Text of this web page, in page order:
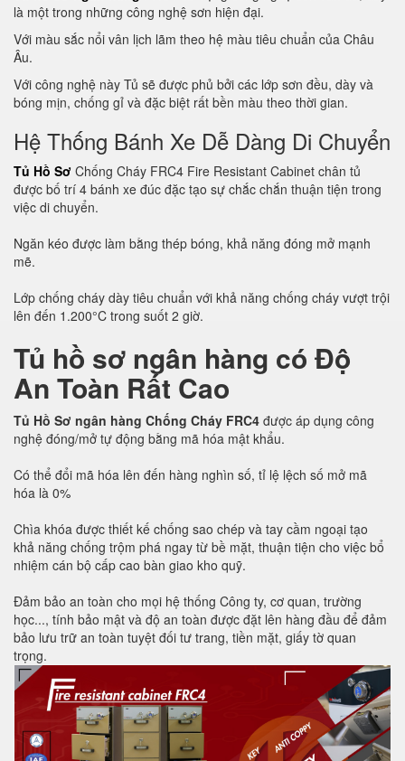
là một trong những công nghệ sơn hiện đại.
Với màu sắc nổi vân lịch lãm theo hệ màu tiêu chuẩn của Châu
Âu.
Với công nghệ này Tủ sẽ được phủ bởi các lớp sơn đều, dày và
bóng mịn, chống gỉ và đặc biệt rất bền màu theo thời gian.
Hệ Thống Bánh Xe Dễ Dàng Di Chuyển
Tủ Hồ Sơ Chống Cháy FRC4 Fire Resistant Cabinet chân tủ
được bố trí 4 bánh xe đúc đặc tạo sự chắc chắn thuận tiện trong
việc di chuyển.
Ngăn kéo được làm bằng thép bóng, khả năng đóng mở mạnh
mẽ.
Lớp chống cháy dày tiêu chuẩn với khả năng chống cháy vượt trội
lên đến 1.200°C trong suốt 2 giờ.
Tủ hồ sơ ngân hàng có Độ
An Toàn Rất Cao
Tủ Hồ Sơ ngân hàng Chống Cháy FRC4 được áp dụng công
nghệ đóng/mở tự động bằng mã hóa mật khẩu.
Có thể đổi mã hóa lên đến hàng nghìn số, tỉ lệ lệch số mở mã
hóa là 0%
Chìa khóa được thiết kế chống sao chép và tay cầm ngoại tạo
khả năng chống trộm phá ngay từ bề mặt, thuận tiện cho việc bổ
nhiệm cán bộ cấp cao bàn giao kho quỹ.
Đảm bảo an toàn cho mọi hệ thống Công ty, cơ quan, trường
học..., tính bảo mật và độ an toàn được đặt lên hàng đầu để đảm
bảo lưu trữ an toàn tuyệt đối tư trang, tiền mặt, giấy tờ quan
trọng.